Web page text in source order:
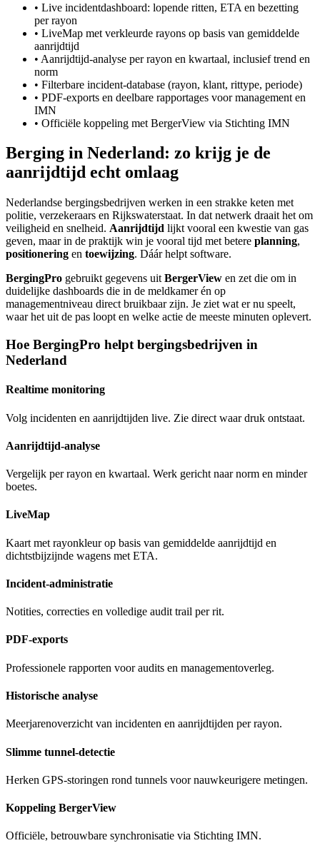
• Live incidentdashboard: lopende ritten, ETA en bezetting
per rayon
• LiveMap met verkleurde rayons op basis van gemiddelde
aanrijdtijd
• Aanrijdtijd-analyse per rayon en kwartaal, inclusief trend en
norm
• Filterbare incident-database (rayon, klant, rittype, periode)
• PDF-exports en deelbare rapportages voor management en
IMN
• Officiële koppeling met BergerView via Stichting IMN
Berging in Nederland: zo krijg je de
aanrijdtijd echt omlaag
Nederlandse bergingsbedrijven werken in een strakke keten met
politie, verzekeraars en Rijkswaterstaat. In dat netwerk draait het om
veiligheid en snelheid. Aanrijdtijd lijkt vooral een kwestie van gas
geven, maar in de praktijk win je vooral tijd met betere planning,
positionering en toewijzing. Dáár helpt software.
BergingPro gebruikt gegevens uit BergerView en zet die om in
duidelijke dashboards die in de meldkamer én op
managementniveau direct bruikbaar zijn. Je ziet wat er nu speelt,
waar het uit de pas loopt en welke actie de meeste minuten oplevert.
Hoe BergingPro helpt bergingsbedrijven in
Nederland
Realtime monitoring
Volg incidenten en aanrijdtijden live. Zie direct waar druk ontstaat.
Aanrijdtijd-analyse
Vergelijk per rayon en kwartaal. Werk gericht naar norm en minder
boetes.
LiveMap
Kaart met rayonkleur op basis van gemiddelde aanrijdtijd en
dichtstbijzijnde wagens met ETA.
Incident-administratie
Notities, correcties en volledige audit trail per rit.
PDF-exports
Professionele rapporten voor audits en managementoverleg.
Historische analyse
Meerjarenoverzicht van incidenten en aanrijdtijden per rayon.
Slimme tunnel-detectie
Herken GPS-storingen rond tunnels voor nauwkeurigere metingen.
Koppeling BergerView
Officiële, betrouwbare synchronisatie via Stichting IMN.